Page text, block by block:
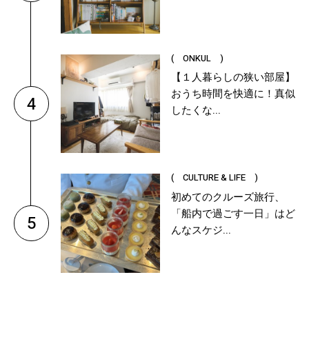
4
( ONKUL )
【１人暮らしの狭い部屋】
おうち時間を快適に！真似
したくな...
5
( CULTURE & LIFE )
初めてのクルーズ旅行、
「船内で過ごす一日」はど
んなスケジ...